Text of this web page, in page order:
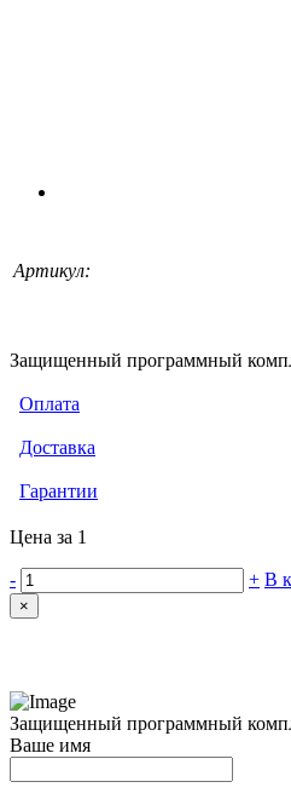
Артикул:
Защищенный программный
Оплата
Доставка
Гарантии
Цена за 1
- + В
×
Защищенный программный
Ваше имя